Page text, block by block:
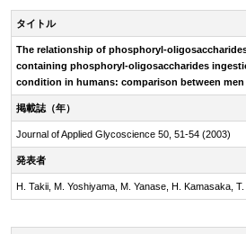
タイトル
The relationship of phosphoryl-
containing phosphoryl-oligosaccharides
condition in humans: comparison between men
掲載誌（年）
Journal of Applied Glycoscience 50, 51-54 (2003)
発表者
H. Takii, M. Yoshiyama, M. Yanase, H. Kamasaka,